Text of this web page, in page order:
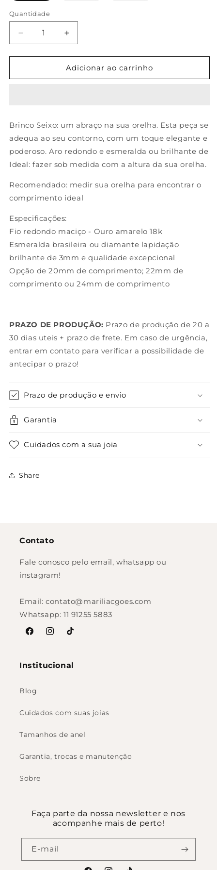
Quantidade
Quantidade
Diminuir
a
quantidade
Brinco
Aumentar
a
quantidade
de
Brinco
Adicionar ao carrinho
Brinco Seixo: um abraço na sua orelha. Esta peça se
adequa ao seu contorno, com um toque elegante e
poderoso. Aro redondo e esmeralda ou brilhante de
Ideal: fazer sob medida com a altura da sua orelha.
Recomendado: medir sua orelha para encontrar o
comprimento ideal
Especificações:
Fio redondo maciço - Ouro amarelo 18k
Esmeralda brasileira ou diamante lapidação
brilhante de 3mm e qualidade excepcional
Opção de 20mm de comprimento; 22mm de
comprimento ou 24mm de comprimento
PRAZO DE PRODUÇÃO: Prazo de produção de 20 a
30 dias uteis + prazo de frete. Em caso de urgência,
entrar em contato para verificar a possibilidade de
antecipar o prazo!
Prazo de produção e envio
Garantia
Cuidados com a sua joia
Share
Contato
Fale conosco pelo email, whatsapp ou
instagram!
Email: contato@mariliacgoes.com
Whatsapp: 11 91255 5883
FacebookInstagram
TikTok
Institucional
Blog
Cuidados com suas joias
Tamanhos de anel
Garantia, trocas e manutenção
Sobre
Faça parte da nossa newsletter e nos
acompanhe mais de perto!
E-mail